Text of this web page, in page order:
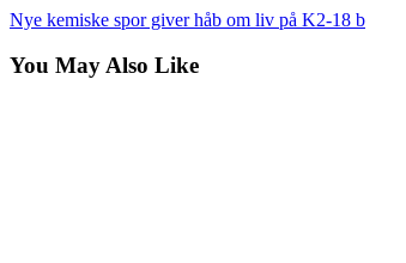
Nye kemiske spor giver håb om liv på K2-18 b
You May Also Like